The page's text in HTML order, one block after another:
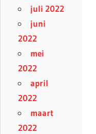
juli 2022
juni
2022
mei
2022
april
2022
maart
2022